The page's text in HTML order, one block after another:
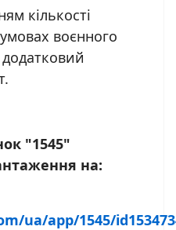
кількості
воєнного
"1545"
на:
ua/app/1545/